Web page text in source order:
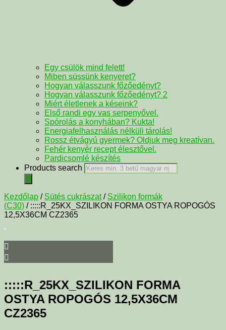
Egy csülök mind felett!
Miben süssünk kenyeret?
Hogyan válasszunk főzőedényt?
Hogyan válasszunk főzőedényt? 2
Miért életlenek a késeink?
Első randi egy vas serpenyővel.
Spórolás a konyhában? Kukta!
Energiafelhasználás nélküli tárolás!
Rossz étvágyú gyermek? Oldjuk meg kreatívan.
Fehér kenyér recept élesztővel.
Pardicsomlé készítés
Products search
Kezdőlap / Sütés cukrászat/ Szilikon formák
(C30) / :::::R_25KX_SZILIKON FORMA OSTYA ROPOGÓS
12,5X36CM CZ2365
:::::R_25KX_SZILIKON FORMA
OSTYA ROPOGÓS 12,5X36CM
CZ2365